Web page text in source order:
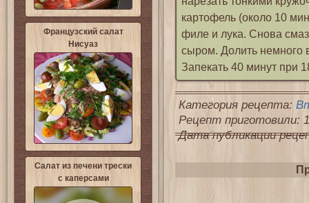
Французский салат
Нисуаз
Салат из печени трески
с каперсами
картофель (около 10
филе и лука. Снова
сыром. Долить немного
Запекать 40 минут при
Категория рецепта:
Рецепт приготовили:
Дата публикации